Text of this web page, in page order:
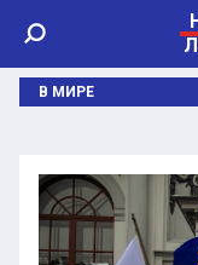
В МИРЕ